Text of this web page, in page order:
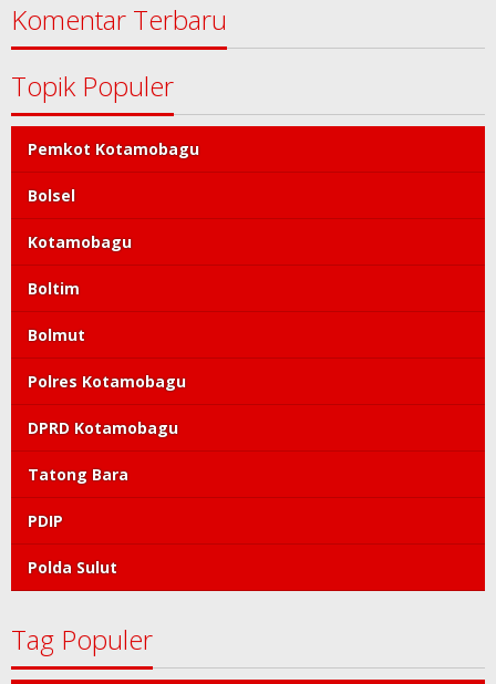
Komentar Terbaru
Topik Populer
Pemkot Kotamobagu
Bolsel
Kotamobagu
Boltim
Bolmut
Polres Kotamobagu
DPRD Kotamobagu
Tatong Bara
PDIP
Polda Sulut
Tag Populer